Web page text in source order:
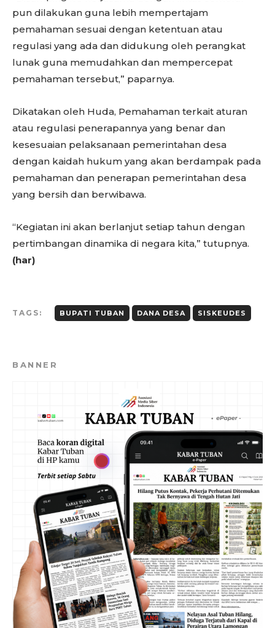
pun dilakukan guna lebih mempertajam
pemahaman sesuai dengan ketentuan atau
regulasi yang ada dan didukung oleh perangkat
lunak guna memudahkan dan mempercepat
pemahaman tersebut,” paparnya.
Dikatakan oleh Huda, Pemahaman terkait aturan
atau regulasi penerapannya yang benar dan
kesesuaian pelaksanaan pemerintahan desa
dengan kaidah hukum yang akan berdampak pada
pemahaman dan penerapan pemerintahan desa
yang bersih dan berwibawa.
“Kegiatan ini akan berlanjut setiap tahun dengan
pertimbangan dinamika di negara kita,” tutupnya.
(har)
TAGS: BUPATI TUBAN DANA DESA SISKEUDES
BANNER